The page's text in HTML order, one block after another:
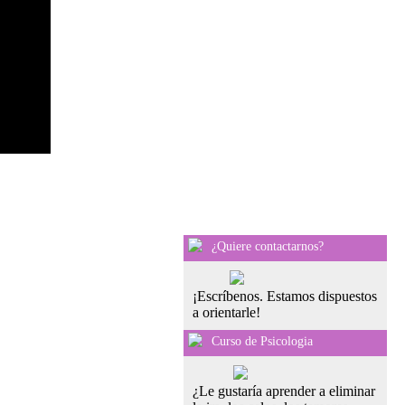
¿Quiere contactarnos?
¡Escríbenos. Estamos dispuestos
a orientarle!
Curso de Psicologia
¿Le gustaría aprender a eliminar